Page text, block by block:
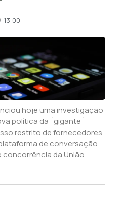
13:00
hoje uma investigação
política da `gigante`
restrito de fornecedores
de conversação
concorrência da União